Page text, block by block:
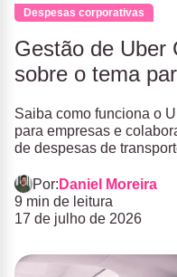
Despesas corporativas
Gestão de Uber
sobre o tema
Saiba como funciona o
para empresas e
de despesas de
Por: Daniel Moreira
9 min de leitura
17 de julho de 2026